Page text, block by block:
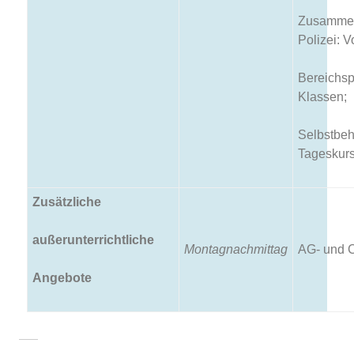
Polizei:
Klassen;
Zusätzliche
außerunterrichtliche
Angebote
Montagnachmittag AG- und